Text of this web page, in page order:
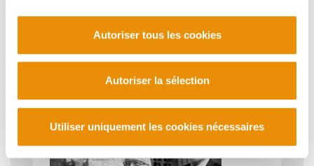
Autoriser tous les cookies
Autoriser la sélection
Utiliser uniquement les cookies nécessaires